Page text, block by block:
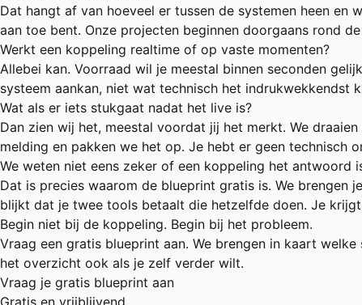
Dat hangt af van hoeveel er tussen de systemen heen
aan toe bent. Onze projecten beginnen doorgaans rond
Werkt een koppeling realtime of op vaste momenten?
Allebei kan. Voorraad wil je meestal binnen seconden
systeem aankan, niet wat technisch het indrukwekkendst
Wat als er iets stukgaat nadat het live is?
Dan zien wij het, meestal voordat jij het merkt. We
melding en pakken we het op. Je hebt er geen technisch
We weten niet eens zeker of een koppeling het antwoord
Dat is precies waarom de blueprint gratis is. We brengen
blijkt dat je twee tools betaalt die hetzelfde doen. Je
Begin niet bij de koppeling. Begin bij het probleem.
Vraag een gratis blueprint aan. We brengen in kaart
het overzicht ook als je zelf verder wilt.
Vraag je gratis blueprint aan
Gratis en vrijblijvend